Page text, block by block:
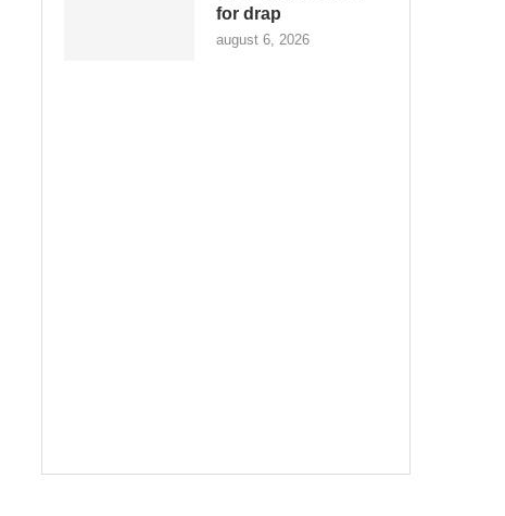
for drap
august 6, 2026